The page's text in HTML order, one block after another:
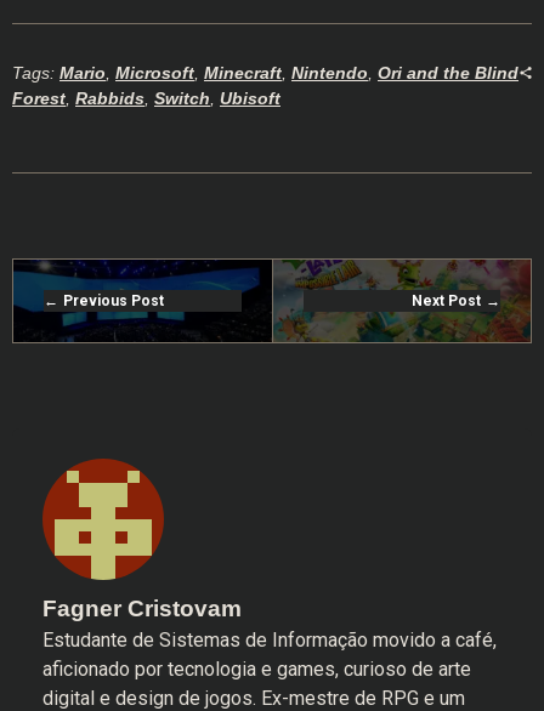
Tags: Mario Microsoft Minecraft Nintendo Ori and the Blind
Forest Rabbids Switch Ubisoft
Previous Post Next Post
Fagner Cristovam
Estudante de Sistemas de Informação movido a café,
aficionado por tecnologia e games, curioso de arte
digital e design de jogos. Ex-mestre de RPG e um